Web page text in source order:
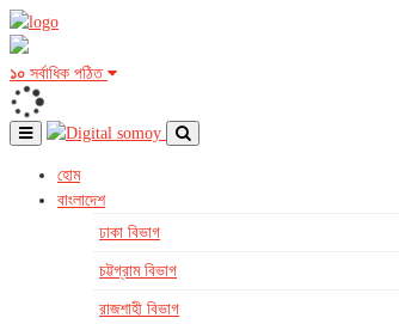
১০ সর্বাধিক পঠিত
হোম
বাংলাদেশ
ঢাকা বিভাগ
চট্টগ্রাম বিভাগ
রাজশাহী বিভাগ